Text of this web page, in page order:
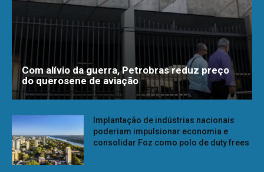
Com alívio da guerra, Petrobras reduz preço
do querosene de aviação
Implantação de indústrias nacionais
poderiam impulsionar economia e
consolidar Foz como polo de duty frees